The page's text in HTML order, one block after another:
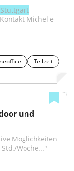
Stuttgart
Michelle
Teilzeit
und
Möglichkeiten
Woche..."